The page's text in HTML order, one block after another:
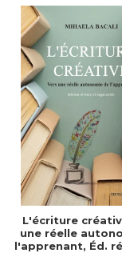
ULTIMELE
L'écriture
une réelle
l'apprenant, Éd. révisée et